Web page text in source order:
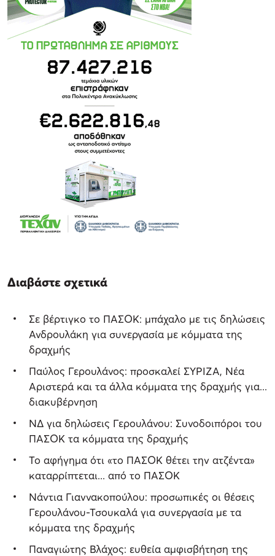
Διαβάστε σχετικά
Σε βέρτιγκο το ΠΑΣΟΚ: μπάχαλο με τις δηλώσεις
Ανδρουλάκη για συνεργασία με κόμματα της
δραχμής
Παύλος Γερουλάνος: προσκαλεί ΣΥΡΙΖΑ, Νέα
Αριστερά και τα άλλα κόμματα της δραχμής για...
διακυβέρνηση
ΝΔ για δηλώσεις Γερουλάνου: Συνοδοιπόροι του
ΠΑΣΟΚ τα κόμματα της δραχμής
Το αφήγημα ότι «το ΠΑΣΟΚ θέτει την ατζέντα»
καταρρίπτεται... από το ΠΑΣΟΚ
Νάντια Γιαννακοπούλου: προσωπικές οι θέσεις
Γερουλάνου-Τσουκαλά για συνεργασία με τα
κόμματα της δραχμής
Παναγιώτης Βλάχος: ευθεία αμφισβήτηση της